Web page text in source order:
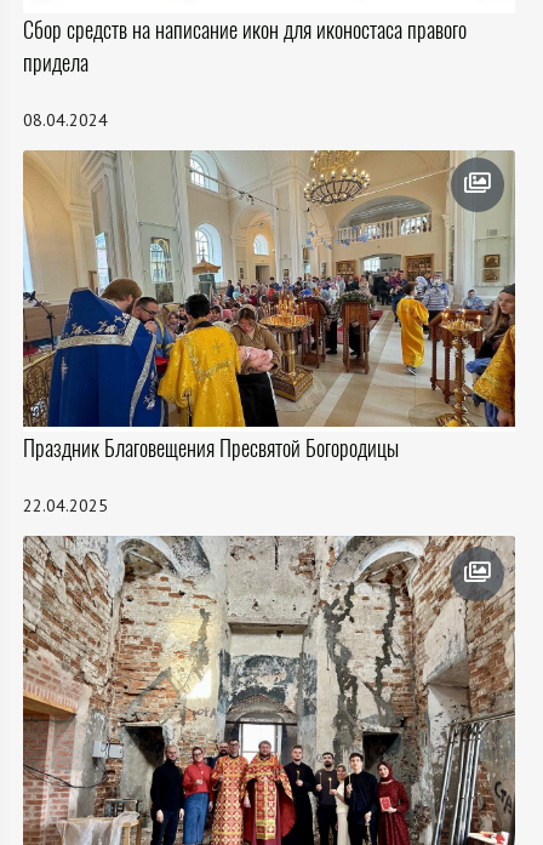
Сбор средств на написание икон для иконостаса правого
придела
08.04.2024
Праздник Благовещения Пресвятой Богородицы
22.04.2025